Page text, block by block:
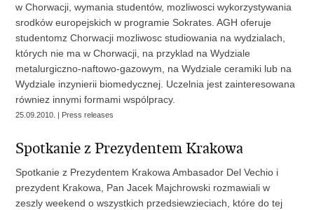
w Chorwacji, wymania studentów, mozliwosci wykorzystywania
srodków europejskich w programie Sokrates. AGH oferuje
studentomz Chorwacji mozliwosc studiowania na wydzialach,
których nie ma w Chorwacji, na przyklad na Wydziale
metalurgiczno-naftowo-gazowym, na Wydziale ceramiki lub na
Wydziale inzynierii biomedycznej. Uczelnia jest zainteresowana
równiez innymi formami wspólpracy.
25.09.2010. | Press releases
Spotkanie z Prezydentem Krakowa
Spotkanie z Prezydentem Krakowa Ambasador Del Vechio i
prezydent Krakowa, Pan Jacek Majchrowski rozmawiali w
zeszly weekend o wszystkich przedsiewzieciach, które do tej